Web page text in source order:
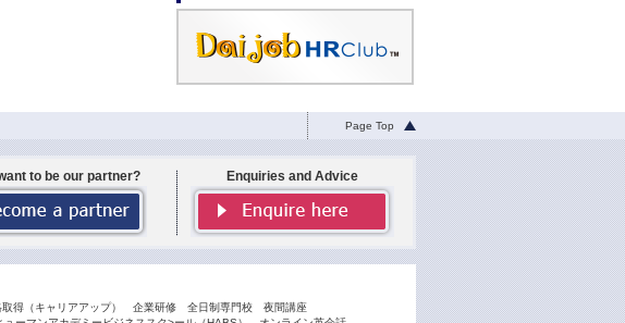
Page Top
to be our partner? Enquiries and Advice
取得（キャリアアップ） 企業研修 全日制専門校
夜間講座